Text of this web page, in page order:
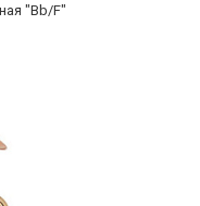
"Bb/F"